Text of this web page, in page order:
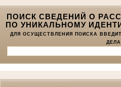
ПОИСК СВЕДЕНИЙ О
ПО УНИКАЛЬНОМУ
ДЛЯ ОСУЩЕСТВЛЕНИЯ ПОИСКА
ДЕЛА